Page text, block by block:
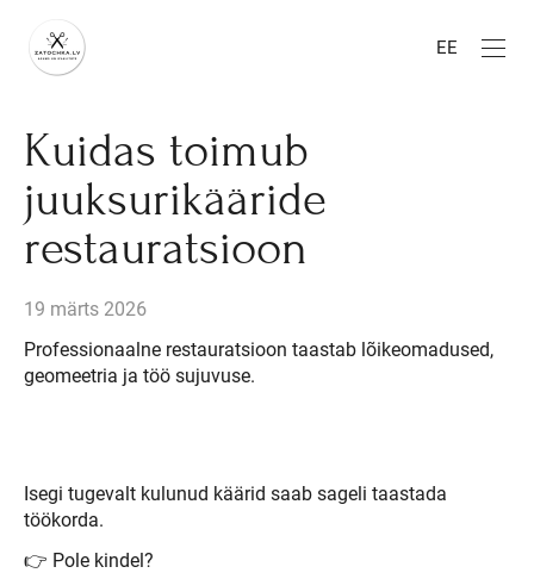
EE
Kuidas toimub
juuksurikääride
restauratsioon
19 märts 2026
Professionaalne restauratsioon taastab lõikeomadused,
geomeetria ja töö sujuvuse.
Isegi tugevalt kulunud käärid saab sageli taastada
töökorda.
👉 Pole kindel?